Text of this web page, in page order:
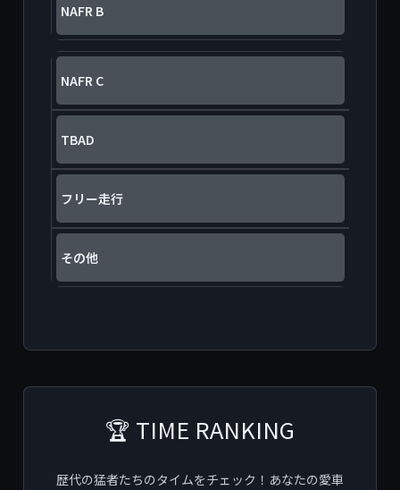
NAFR B
NAFR C
TBAD
フリー走行
その他
🏆 TIME RANKING
歴代の猛者たちのタイムをチェック！あなたの愛車